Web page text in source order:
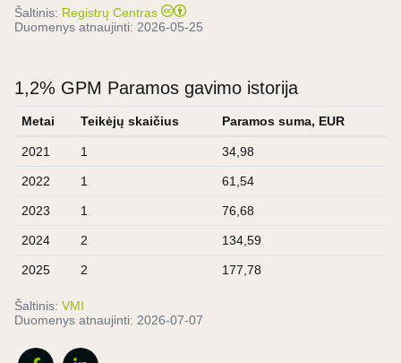
Šaltinis: Registrų Centras
Duomenys atnaujinti: 2026-05-25
1,2% GPM Paramos gavimo istorija
Metai Teikėjų skaičius Paramos suma, EUR
2021 1 34,98
2022 1 61,54
2023 1 76,68
2024 2 134,59
2025 2 177,78
Šaltinis: VMI
Duomenys atnaujinti: 2026-07-07